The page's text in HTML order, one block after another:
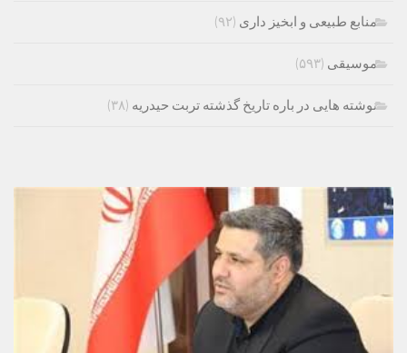
منابع طبیعی و ابخیز داری (۹۲)
موسیقی (۵۹۳)
نوشته هایی در باره تاریخ گذشته تربت حیدریه (۳۸)